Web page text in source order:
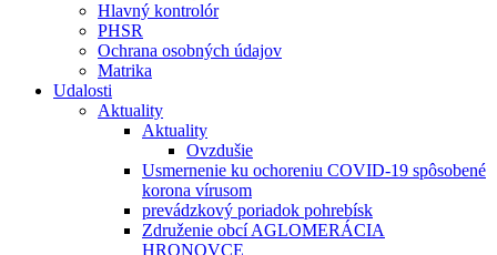
Hlavný kontrolór
PHSR
Ochrana osobných údajov
Matrika
Udalosti
Aktuality
Aktuality
Ovzdušie
Usmernenie ku ochoreniu COVID-19 spôsobené
korona vírusom
prevádzkový poriadok pohrebísk
Združenie obcí AGLOMERÁCIA
HRONOVCE